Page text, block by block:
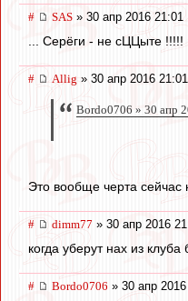
# SAS » 30 апр 2016 21:01
... Серёги - не сЦЦыте !!!!!
# Allig » 30 апр 2016 21:01
Bordo0706 » 30 апр
Это вообще черта
# dimm77 » 30 апр 2016
когда уберут нах из
# Bordo0706 » 30 апр